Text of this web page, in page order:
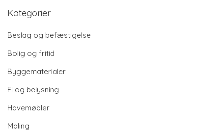
Kategorier
Beslag og befæstigelse
Bolig og fritid
Byggematerialer
El og belysning
Havemøbler
Maling